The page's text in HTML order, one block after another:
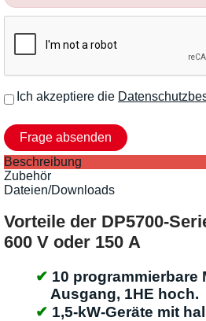
Ich akzeptiere die
Beschreibung
Zubehör
Dateien/Downloads
Vorteile der DP5700-
600 V oder 150 A
10 programmierbare
Ausgang, 1HE hoch.
1,5-kW-Geräte mit